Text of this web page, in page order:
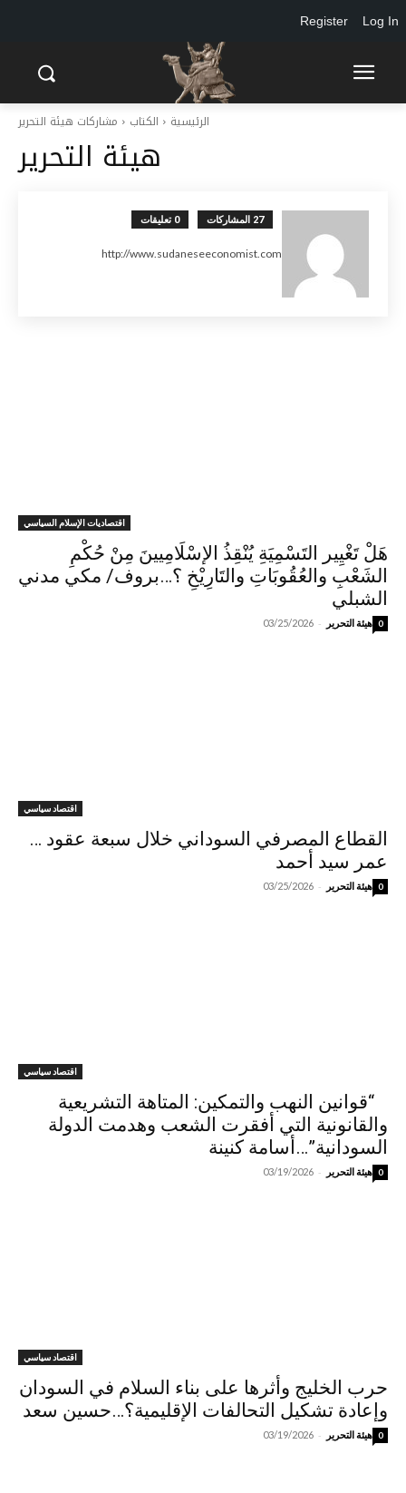
الرئيسية الكتاب مشاركات هيئة التحرير
هيئة التحرير
27 المشاركات 0 تعليقات
http://www.sudaneseeconomist.com
اقتصاديات الإسلام السياسي
هَلْ تَغْيِير التَسْمِيَةِ يُنْقِذُ الإسْلَامِيينَ مِنْ حُكْمِ
الشَعْبِ والعُقُوبَاتِ والتَارِيْخِ ؟…بروف/ مكي مدني
الشبلي
هيئة التحرير -
03/25/2026 0
اقتصاد سياسي
القطاع المصرفي السوداني خلال سبعة عقود …
عمر سيد أحمد
هيئة التحرير -
03/25/2026 0
اقتصاد سياسي
“قوانين النهب والتمكين: المتاهة التشريعية
والقانونية التي أفقرت الشعب وهدمت الدولة
السودانية”…أسامة كنينة
هيئة التحرير -
03/19/2026 0
اقتصاد سياسي
حرب الخليج وأثرها على بناء السلام في السودان
وإعادة تشكيل التحالفات الإقليمية؟…حسين سعد
هيئة التحرير -
03/19/2026 0
Log In
Register